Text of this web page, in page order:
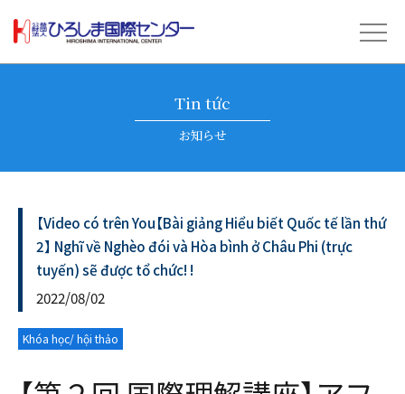
Tin tức
お知らせ
【Video có trên You【Bài giảng Hiểu biết Quốc tế lần thứ
2】 Nghĩ về Nghèo đói và Hòa bình ở Châu Phi (trực
tuyến) sẽ được tổ chức! !
2022/08/02
Khóa học/ hội thảo